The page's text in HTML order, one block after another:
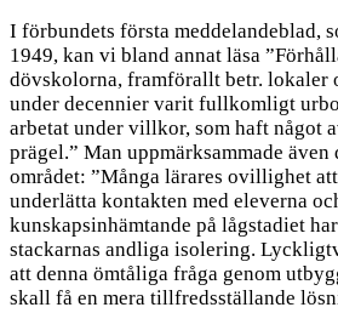
I förbundets första meddelandeblad,
1949, kan vi bland annat läsa
dövskolorna, framförallt betr. lokaler
under decennier varit fullkomligt
arbetat under villkor, som haft något
prägel.” Man uppmärksammade även
området: ”Många lärares ovillighet
underlätta kontakten med eleverna
kunskapsinhämtande på lågstadiet
stackarnas andliga isolering.
att denna ömtåliga fråga genom
skall få en mera tillfredsställande